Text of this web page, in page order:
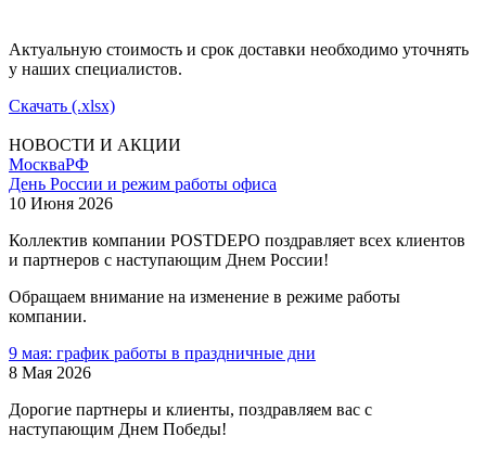
Актуальную стоимость и срок доставки необходимо уточнять
у наших специалистов.
Скачать (.xlsx)
НОВОСТИ И АКЦИИ
МоскваРФ
День России и режим работы офиса
10 Июня 2026
Коллектив компании POSTDEPO поздравляет всех клиентов
и партнеров с наступающим Днем России!
Обращаем внимание на изменение в режиме работы
компании.
9 мая: график работы в праздничные дни
8 Мая 2026
Дорогие партнеры и клиенты, поздравляем вас с
наступающим Днем Победы!